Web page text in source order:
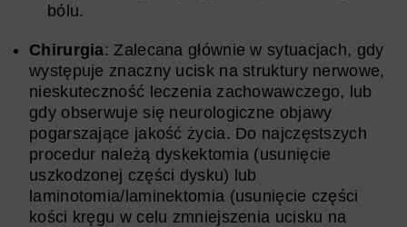
bólu.
Chirurgia: Zalecana głównie w sytuacjach, gdy
występuje znaczny ucisk na struktury nerwowe,
nieskuteczność leczenia zachowawczego, lub
gdy obserwuje się neurologiczne objawy
pogarszające jakość życia. Do najczęstszych
procedur należą dyskektomia (usunięcie
uszkodzonej części dysku) lub
laminotomia/laminektomia (usunięcie części
kości kręgu w celu zmniejszenia ucisku na